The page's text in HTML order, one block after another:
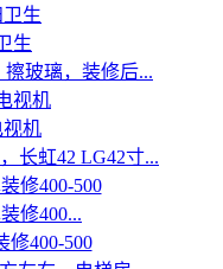
生
玻璃，装修后...
视机
长虹42 LG42寸...
修400...
修400-500